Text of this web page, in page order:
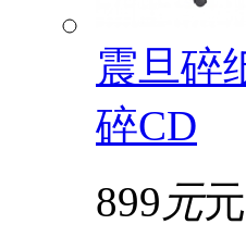
震旦碎
碎CD
899 元元